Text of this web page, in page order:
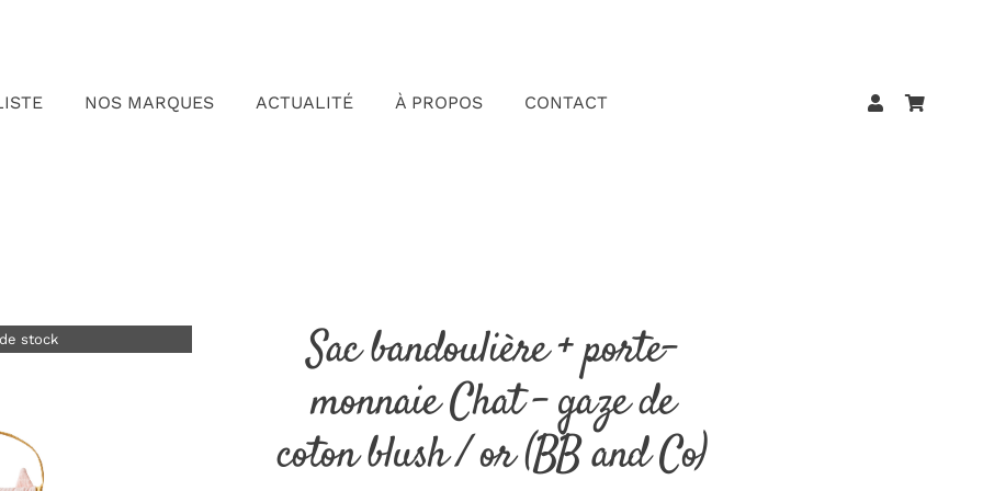
NOS MARQUES ACTUALITÉ À PROPOS CONTACT
stock
Sac bandoulière + porte-
monnaie Chat – gaze de
coton blush / or (BB and Co)